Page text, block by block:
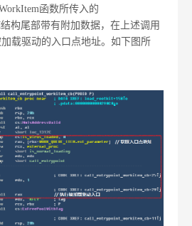
函数所传入的
构尾部带有附加数据，在上述调用
载驱动的入口点地址。如下图所